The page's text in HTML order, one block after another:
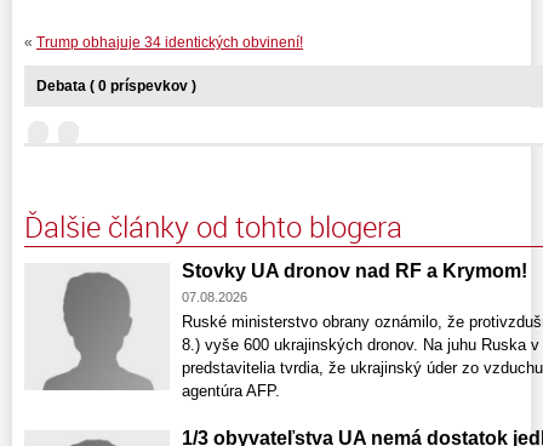
« Trump obhajuje 34 identických obvinení!
Debata ( 0 príspevkov )
Ďalšie články od tohto blogera
Stovky UA dronov nad RF a Krymom!
07.08.2026
Ruské ministerstvo obrany oznámilo, že
8.) vyše 600 ukrajinských dronov. Na juhu Ruska
predstavitelia tvrdia, že ukrajinský úder zo
agentúra AFP.
1/3 obyvateľstva UA nemá dostatok